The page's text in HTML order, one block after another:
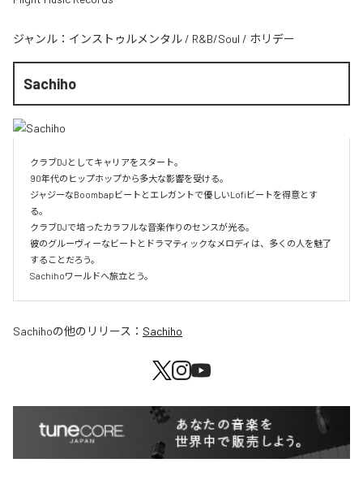
ジャンル： インストゥルメンタル / R&B/Soul / ホリデー
Sachiho
クラブDJとしてキャリアをスタート。
90年代のヒップホップから多大な影響を受ける。
ジャジーなBoombapビートとエレガントで優しいLofiビートを得意とす
る。
クラブDJで培ったカラフルな音楽作りのセンスが光る。
彼のグルーヴィーなビートとドラマティックなメロディは、多くの人を魅了
することだろう。
Sachihoワールドへ旅立とう。
Sachihoの他のリリース： Sachiho